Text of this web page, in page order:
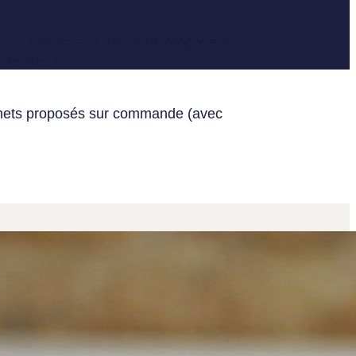
… Cédric et Julien vous proposent
!
proposés sur commande (avec